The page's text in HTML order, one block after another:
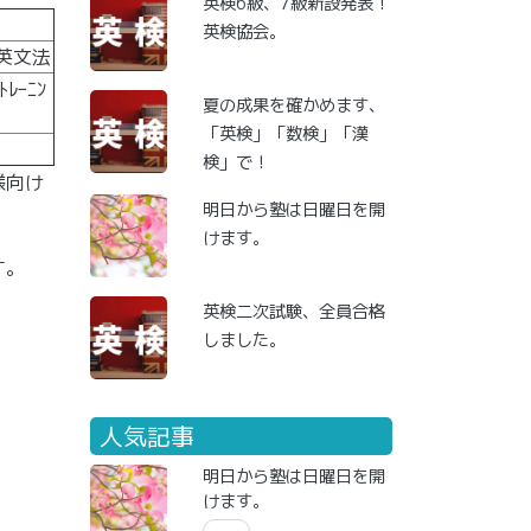
文法
ﾚｰﾆﾝ
け
英検協会。
夏の成果を確かめます、
「英検」「数検」「漢
検」で！
明日から塾は日曜日を開
けます。
英検二次試験、全員合格
しました。
人気記事
明日から塾は日曜日を開
けます。